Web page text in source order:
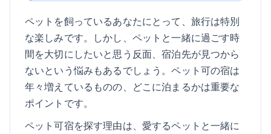
ペットを飼っているあなたにとって、旅行は特別
な楽しみです。しかし、ペットと一緒に過ごす時
間を大切にしたいと思う反面、宿泊先が見つから
ないという悩みもあるでしょう。ペット可の宿は
年々増えているものの、どこに泊まるかは重要な
ポイントです。
ペット可宿を探す理由は、愛するペットと一緒に